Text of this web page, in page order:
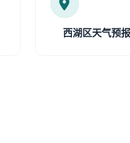
西湖区天气预报